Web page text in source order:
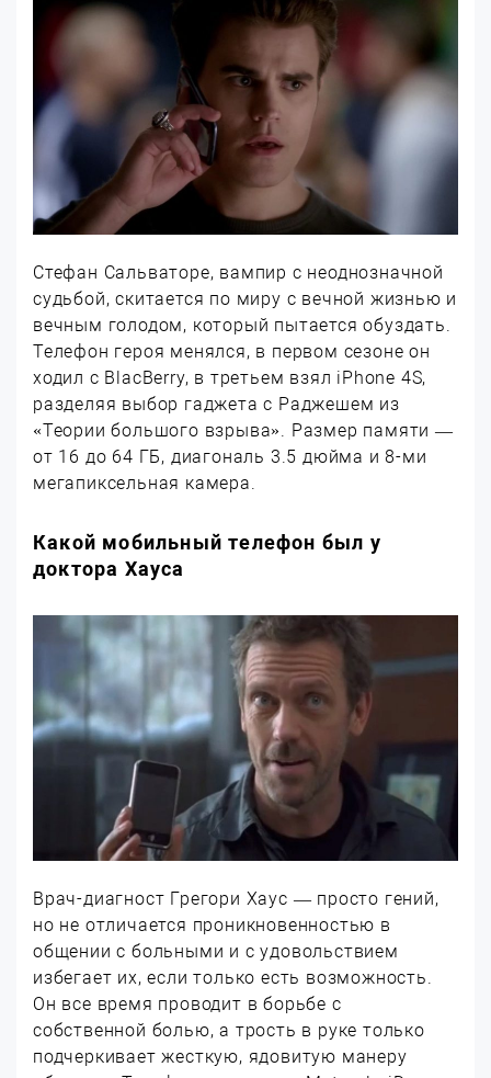
Стефан Сальваторе, вампир с неоднозначной
судьбой, скитается по миру с вечной жизнью и
вечным голодом, который пытается обуздать.
Телефон героя менялся, в первом сезоне он
ходил с BlacBerry, в третьем взял iPhone 4S,
разделяя выбор гаджета с Раджешем из
«Теории большого взрыва». Размер памяти —
от 16 до 64 ГБ, диагональ 3.5 дюйма и 8-ми
мегапиксельная камера.
Какой мобильный телефон был у
доктора Хауса
Врач-диагност Грегори Хаус — просто гений,
но не отличается проникновенностью в
общении с больными и с удовольствием
избегает их, если только есть возможность.
Он все время проводит в борьбе с
собственной болью, а трость в руке только
подчеркивает жесткую, ядовитую манеру